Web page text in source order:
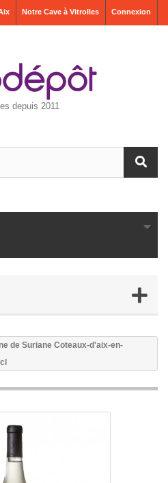
Connexion
Notre Cave à Vitrolles
depuis 2011
de Suriane Coteaux-d'aix-en-